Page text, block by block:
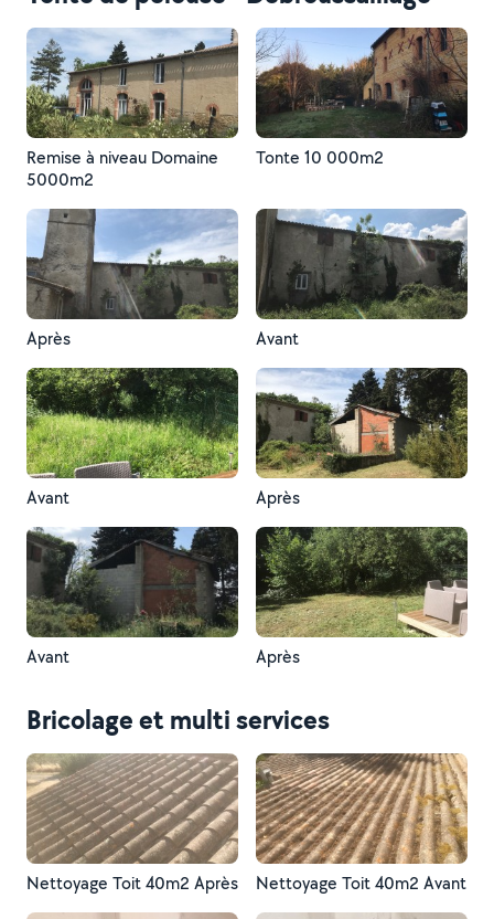
Remise à niveau Domaine
5000m2
Tonte 10 000m2
Après Avant
Avant Après
Avant Après
Bricolage et multi services
Nettoyage Toit 40m2 Après Nettoyage Toit 40m2 Avant